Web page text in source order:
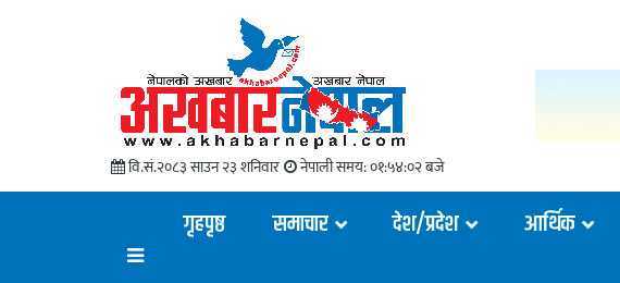
वि.सं.२०८३ साउन २३ शनिवार नेपाली समय:०१:५४:०३ बजे
गृहपृष्ठ समाचार देश/प्रदेश आर्थिक